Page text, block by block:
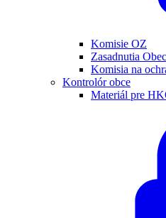
Komisie OZ
Zasadnutia
Komisia na
Kontrolór obce
Materiál pre